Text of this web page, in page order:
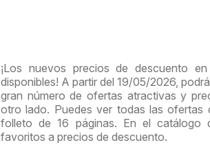
¡Los nuevos precios de descuento
disponibles! A partir del 19/05/2026,
gran número de ofertas atractivas y
otro lado. Puedes ver todas las
folleto de 16 páginas. En el catálogo
favoritos a precios de descuento.